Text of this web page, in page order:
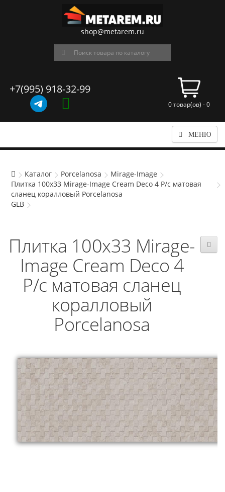
shop@metarem.ru
+7(995) 918-32-99
0 товар(ов) - 0
МЕНЮ
Каталог Porcelanosa
Mirage-Image
Плитка 100x33 Mirage-Image Cream Deco 4 P/c матовая
сланец коралловый Porcelanosa
GLB
Плитка 100x33 Mirage-
Image Cream Deco 4
P/c матовая сланец
коралловый
Porcelanosa